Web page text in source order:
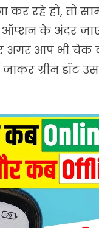
कर रहे हो, तो
ऑप्शन के अंदर
अगर आप भी चेक
ग्रीन डॉट